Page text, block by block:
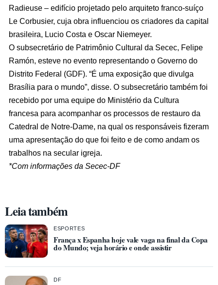
Radieuse – edifício projetado pelo arquiteto franco-suíço
Le Corbusier, cuja obra influenciou os criadores da capital
brasileira, Lucio Costa e Oscar Niemeyer.
O subsecretário de Patrimônio Cultural da Secec, Felipe
Ramón, esteve no evento representando o Governo do
Distrito Federal (GDF). “É uma exposição que divulga
Brasília para o mundo”, disse. O subsecretário também foi
recebido por uma equipe do Ministério da Cultura
francesa para acompanhar os processos de restauro da
Catedral de Notre-Dame, na qual os responsáveis fizeram
uma apresentação do que foi feito e de como andam os
trabalhos na secular igreja.
*Com informações da Secec-DF
Leia também
ESPORTES
França x Espanha hoje vale vaga na final da Copa
do Mundo; veja horário e onde assistir
DF